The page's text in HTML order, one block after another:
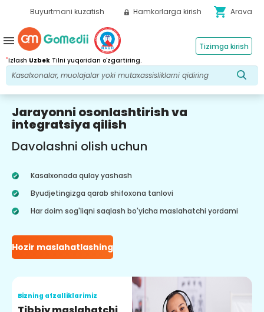
Buyurtmani kuzatish Hamkorlarga kirish shopping_cart Arava
*Izlash Uzbek Tilni yuqoridan o'zgartiring.
Tizimga kirish
menu
Jarayonni osonlashtirish va
integratsiya qilish
Davolashni olish uchun
Kasalxonada qulay yashash
Byudjetingizga qarab shifoxona tanlovi
Har doim sog'liqni saqlash bo'yicha maslahatchi yordami
Hozir maslahatlashing
Bizning afzalliklarimiz